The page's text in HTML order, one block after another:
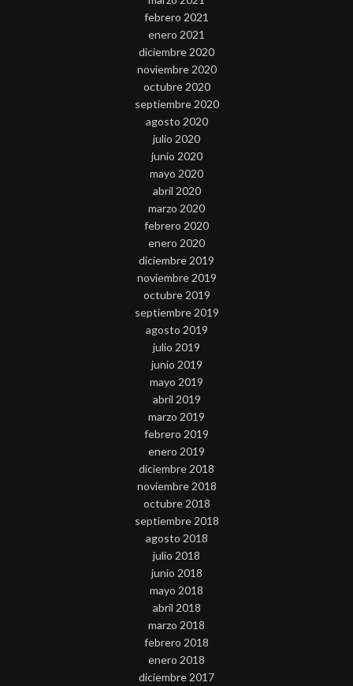
febrero 2021
enero 2021
diciembre 2020
noviembre 2020
octubre 2020
septiembre 2020
agosto 2020
julio 2020
junio 2020
mayo 2020
abril 2020
marzo 2020
febrero 2020
enero 2020
diciembre 2019
noviembre 2019
octubre 2019
septiembre 2019
agosto 2019
julio 2019
junio 2019
mayo 2019
abril 2019
marzo 2019
febrero 2019
enero 2019
diciembre 2018
noviembre 2018
octubre 2018
septiembre 2018
agosto 2018
julio 2018
junio 2018
mayo 2018
abril 2018
marzo 2018
febrero 2018
enero 2018
diciembre 2017